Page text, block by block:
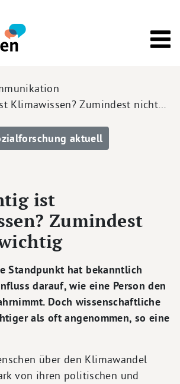
Klimawissen? Zumindest nicht…
aktuell
ist
Zumindest
Standpunkt hat bekanntlich
darauf, wie eine Person den
Doch wissenschaftliche
als oft angenommen, so eine
über den Klimawandel
von ihren politischen und